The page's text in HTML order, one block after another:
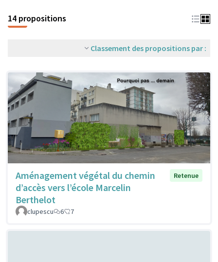
14 propositions
Classement des propositions par :
Aménagement végétal du chemin
d’accès vers l’école Marcelin
Berthelot
Retenue
clupescu 6 7